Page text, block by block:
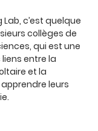
Lab, c’est quelque
collèges de
qui est une
entre la
et la
leurs